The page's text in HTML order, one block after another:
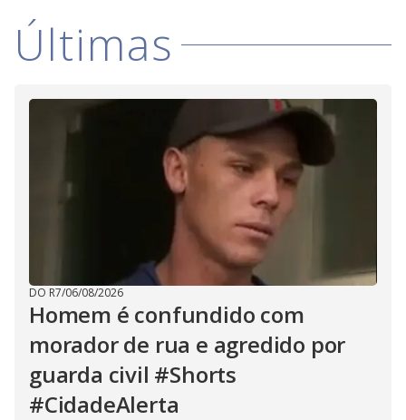
i
d
e
o
Últimas
DO R7/06/08/2026
Homem é confundido com
morador de rua e agredido por
guarda civil #Shorts
#CidadeAlerta